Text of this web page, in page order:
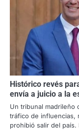
Histórico revés
envía a juicio a la
Un tribunal madrileño
tráfico de influencias,
prohibió salir del